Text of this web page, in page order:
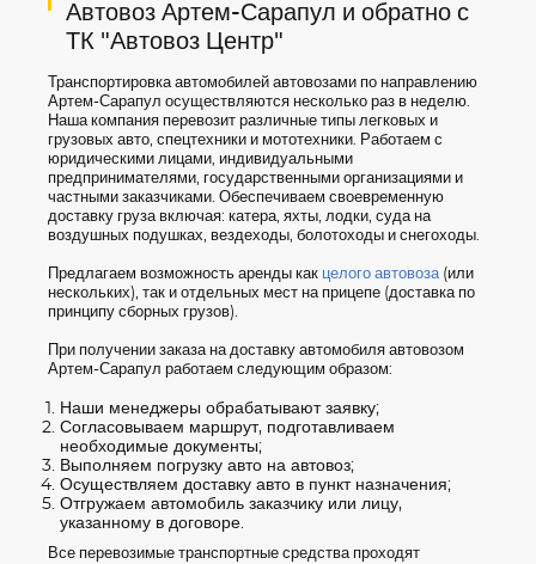
Автовоз Артем-Сарапул и обратно с
ТК "Автовоз Центр"
Транспортировка автомобилей автовозами по направлению
Артем-Сарапул осуществляются несколько раз в неделю.
Наша компания перевозит различные типы легковых и
грузовых авто, спецтехники и мототехники. Работаем с
юридическими лицами, индивидуальными
предпринимателями, государственными организациями и
частными заказчиками. Обеспечиваем своевременную
доставку груза включая: катера, яхты, лодки, суда на
воздушных подушках, вездеходы, болотоходы и снегоходы.
Предлагаем возможность аренды как целого автовоза(или
нескольких), так и отдельных мест на прицепе (доставка по
принципу сборных грузов).
При получении заказа на доставку автомобиля автовозом
Артем-Сарапул работаем следующим образом:
Наши менеджеры обрабатывают заявку;
Согласовываем маршрут, подготавливаем
необходимые документы;
Выполняем погрузку авто на автовоз;
Осуществляем доставку авто в пункт назначения;
Отгружаем автомобиль заказчику или лицу,
указанному в договоре.
Все перевозимые транспортные средства проходят